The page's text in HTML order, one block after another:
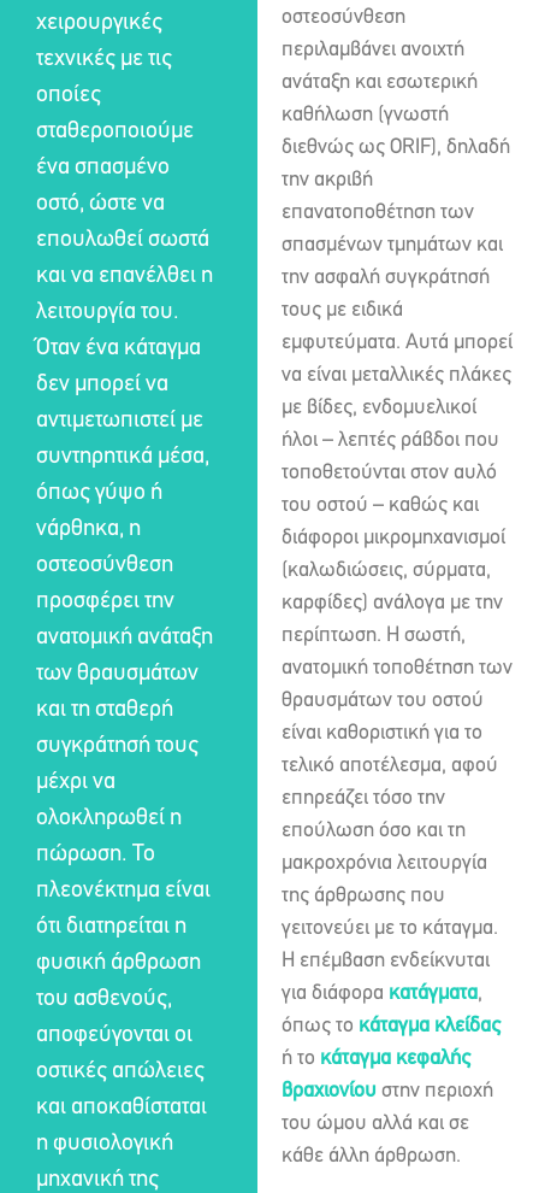
χειρουργικές
τεχνικές με τις
οποίες
σταθεροποιούμε
ένα σπασμένο
οστό, ώστε να
επουλωθεί σωστά
και να επανέλθει η
λειτουργία του.
Όταν ένα κάταγμα
δεν μπορεί να
αντιμετωπιστεί με
συντηρητικά μέσα,
όπως γύψο ή
νάρθηκα, η
οστεοσύνθεση
προσφέρει την
ανατομική ανάταξη
των θραυσμάτων
και τη σταθερή
συγκράτησή τους
μέχρι να
ολοκληρωθεί η
πώρωση. Το
πλεονέκτημα είναι
ότι διατηρείται η
φυσική άρθρωση
του ασθενούς,
αποφεύγονται οι
οστικές απώλειες
και αποκαθίσταται
η φυσιολογική
μηχανική της
οστεοσύνθεση
περιλαμβάνει ανοιχτή
ανάταξη και εσωτερική
καθήλωση (γνωστή
διεθνώς ως ORIF), δηλαδή
την ακριβή
επανατοποθέτηση των
σπασμένων τμημάτων και
την ασφαλή συγκράτησή
τους με ειδικά
εμφυτεύματα. Αυτά μπορεί
να είναι μεταλλικές πλάκες
με βίδες, ενδομυελικοί
ήλοι – λεπτές ράβδοι που
τοποθετούνται στον αυλό
του οστού – καθώς και
διάφοροι μικρομηχανισμοί
(καλωδιώσεις, σύρματα,
καρφίδες) ανάλογα με την
περίπτωση. Η σωστή,
ανατομική τοποθέτηση των
θραυσμάτων του οστού
είναι καθοριστική για το
τελικό αποτέλεσμα, αφού
επηρεάζει τόσο την
επούλωση όσο και τη
μακροχρόνια λειτουργία
της άρθρωσης που
γειτονεύει με το κάταγμα.
Η επέμβαση ενδείκνυται
για διάφορα κατάγματα,
όπως το κάταγμα κλείδας
ή το κάταγμα κεφαλής
βραχιονίου στην περιοχή
του ώμου αλλά και σε
κάθε άλλη άρθρωση.